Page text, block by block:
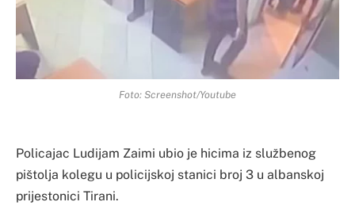
Foto: Screenshot/Youtube
Policajac Ludijam Zaimi ubio je hicima iz službenog
pištolja kolegu u policijskoj stanici broj 3 u albanskoj
prijestonici Tirani.